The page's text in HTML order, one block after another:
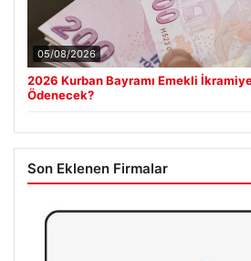
05/08/2026
2026 Kurban Bayramı Emekli
Ödenecek?
Son Eklenen Firmalar